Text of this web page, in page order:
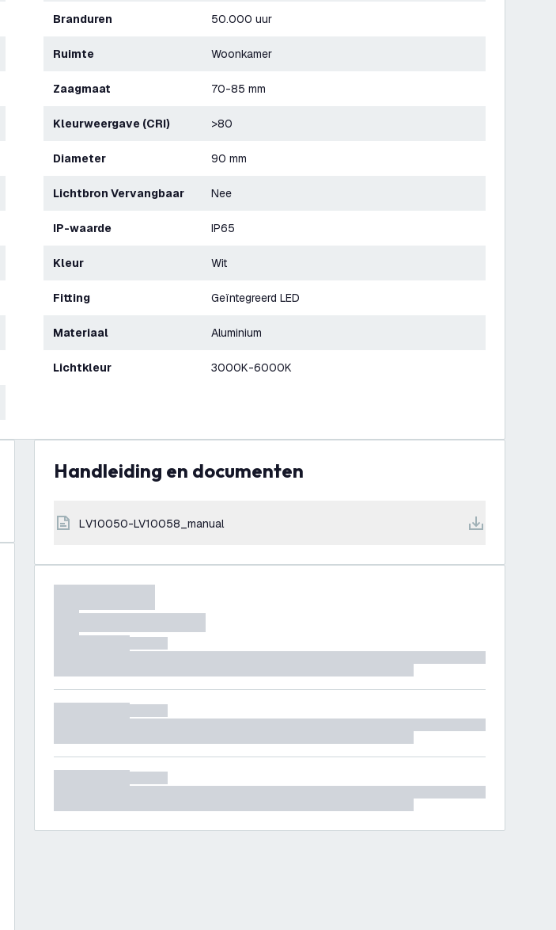
Branduren 50.000 uur
Ruimte Woonkamer
Zaagmaat 70-85 mm
Kleurweergave (CRI) >80
Diameter 90 mm
Lichtbron Vervangbaar Nee
IP-waarde IP65
Kleur Wit
Fitting Geïntegreerd LED
Materiaal Aluminium
Lichtkleur 3000K-6000K
Handleiding en documenten
LV10050-LV10058_manual